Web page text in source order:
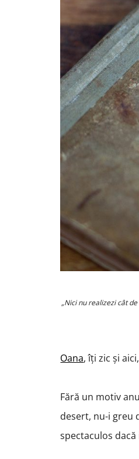
„Nici nu realizezi cât
Oana, îți zic și
Fără un motiv
desert, nu-i greu
spectaculos